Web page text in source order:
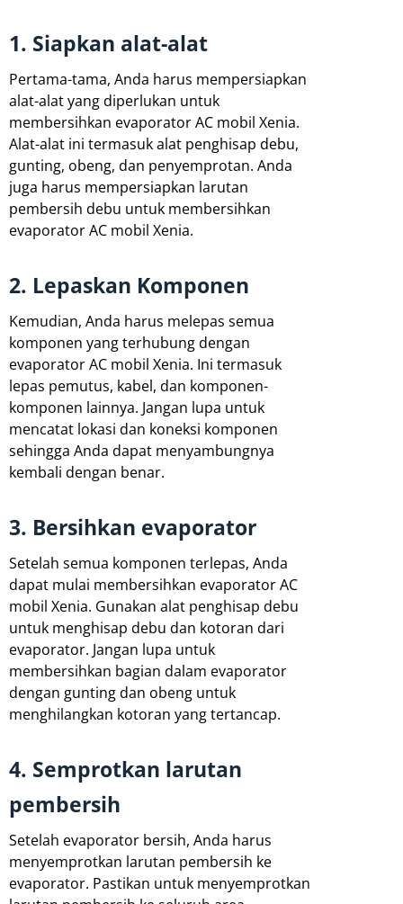
1. Siapkan alat-alat
Pertama-tama, Anda harus mempersiapkan
alat-alat yang diperlukan untuk
membersihkan evaporator AC mobil Xenia.
Alat-alat ini termasuk alat penghisap debu,
gunting, obeng, dan penyemprotan. Anda
juga harus mempersiapkan larutan
pembersih debu untuk membersihkan
evaporator AC mobil Xenia.
2. Lepaskan Komponen
Kemudian, Anda harus melepas semua
komponen yang terhubung dengan
evaporator AC mobil Xenia. Ini termasuk
lepas pemutus, kabel, dan komponen-
komponen lainnya. Jangan lupa untuk
mencatat lokasi dan koneksi komponen
sehingga Anda dapat menyambungnya
kembali dengan benar.
3. Bersihkan evaporator
Setelah semua komponen terlepas, Anda
dapat mulai membersihkan evaporator AC
mobil Xenia. Gunakan alat penghisap debu
untuk menghisap debu dan kotoran dari
evaporator. Jangan lupa untuk
membersihkan bagian dalam evaporator
dengan gunting dan obeng untuk
menghilangkan kotoran yang tertancap.
4. Semprotkan larutan
pembersih
Setelah evaporator bersih, Anda harus
menyemprotkan larutan pembersih ke
evaporator. Pastikan untuk menyemprotkan